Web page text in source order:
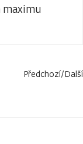
maximu
Předchozí/Další